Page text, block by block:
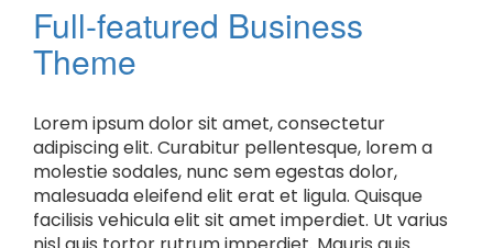
Full-featured Business
Theme
Lorem ipsum dolor sit amet, consectetur
adipiscing elit. Curabitur pellentesque, lorem a
molestie sodales, nunc sem egestas dolor,
malesuada eleifend elit erat et ligula. Quisque
facilisis vehicula elit sit amet imperdiet. Ut varius